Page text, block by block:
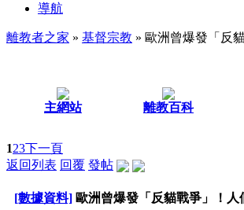
導航
離教者之家 » 基督宗教 » 歐洲曾爆發「反
主網站 離教百科
123下一頁
返回列表 回覆 發帖
[數據資料] 歐洲曾爆發「反貓戰爭」！